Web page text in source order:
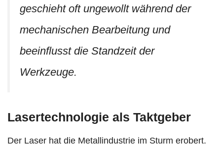
geschieht oft ungewollt während der
mechanischen Bearbeitung und
beeinflusst die Standzeit der
Werkzeuge.
Lasertechnologie als Taktgeber
Der Laser hat die Metallindustrie im Sturm erobert.